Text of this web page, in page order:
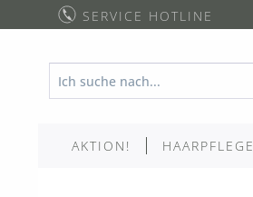
SERVICE HOTLINE
AKTION! HAARPFLEGE